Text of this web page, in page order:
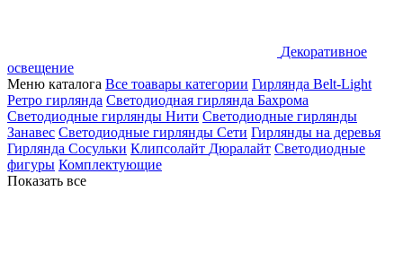
Декоративное
освещение
Меню каталога Все тоавары категории Гирлянда Belt-Light
Ретро гирлянда Светодиодная гирлянда Бахрома
Светодиодные гирлянды Нити Светодиодные гирлянды
Занавес Светодиодные гирлянды Сети Гирлянды на деревья
Гирлянда Сосульки Клипсолайт Дюралайт Светодиодные
фигуры Комплектующие
Показать все